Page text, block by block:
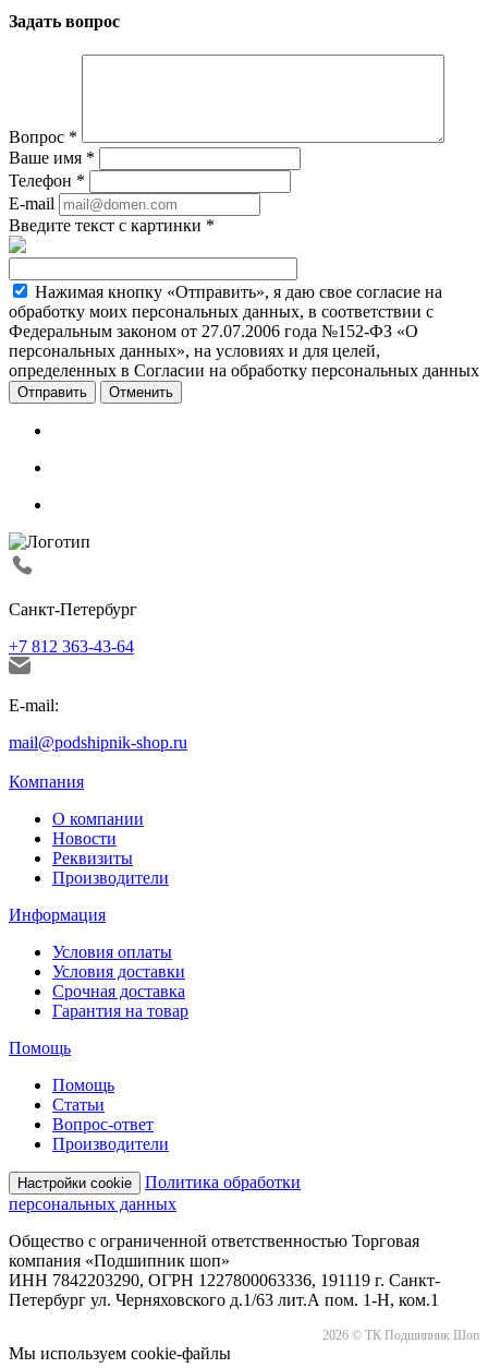
Задать вопрос
Вопрос *
Ваше имя *
Телефон *
E-mail
Введите текст с картинки *
Нажимая кнопку «Отправить», я даю свое согласие на
обработку моих персональных данных, в соответствии с
Федеральным законом от 27.07.2006 года №152-ФЗ «О
персональных данных», на условиях и для целей,
определенных в Согласии на обработку персональных данных
Отменить
Санкт-Петербург
+7 812 363-43-64
E-mail:
mail@podshipnik-shop.ru
Компания
О компании
Новости
Реквизиты
Производители
Информация
Условия оплаты
Условия доставки
Срочная доставка
Гарантия на товар
Помощь
Помощь
Статьи
Вопрос-ответ
Производители
Настройки cookie
Политика обработки
персональных данных
Общество с ограниченной ответственностью Торговая
компания «Подшипник шоп»
ИНН 7842203290, ОГРН 1227800063336, 191119 г. Санкт-
Петербург ул. Черняховского д.1/63 лит.А пом. 1-Н, ком.1
2026 © ТК Подшипник Шоп
Мы используем cookie-файлы